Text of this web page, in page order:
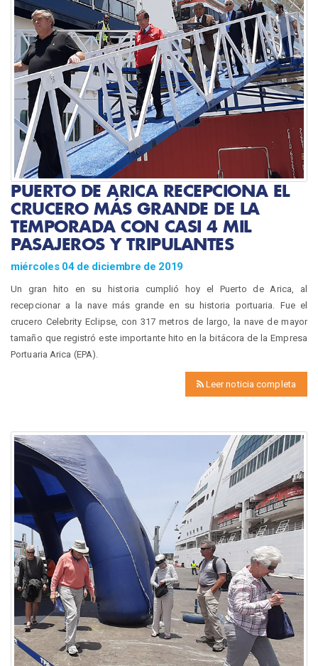
PUERTO DE ARICA RECEPCIONA EL
CRUCERO MÁS GRANDE DE LA
TEMPORADA CON CASI 4 MIL
PASAJEROS Y TRIPULANTES
miércoles 04 de diciembre de 2019
Un gran hito en su historia cumplió hoy el Puerto de Arica, al
recepcionar a la nave más grande en su historia portuaria. Fue el
crucero Celebrity Eclipse, con 317 metros de largo, la nave de mayor
tamaño que registró este importante hito en la bitácora de la Empresa
Portuaria Arica (EPA).
Leer noticia completa